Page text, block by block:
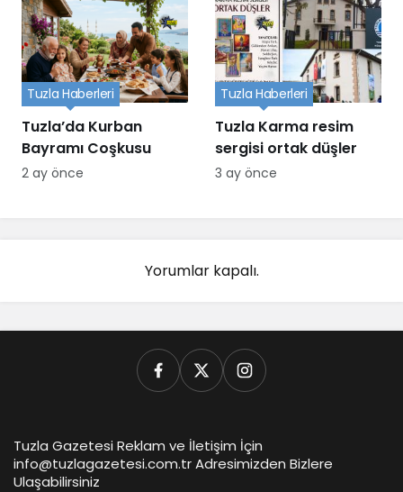
Tuzla’da Kurban
Bayramı Coşkusu
Tuzla Haberleri
2 ay önce
Tuzla Karma resim
sergisi ortak düşler
Tuzla Haberleri
3 ay önce
Yorumlar kapalı.
Tuzla Gazetesi Reklam ve İletişim İçin
info@tuzlagazetesi.com.tr Adresimizden Bizlere
Ulaşabilirsiniz